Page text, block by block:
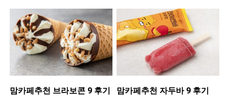
맘카페추천 ​브라보콘 9 후기 맘카페추천 ​자두바 9 후기